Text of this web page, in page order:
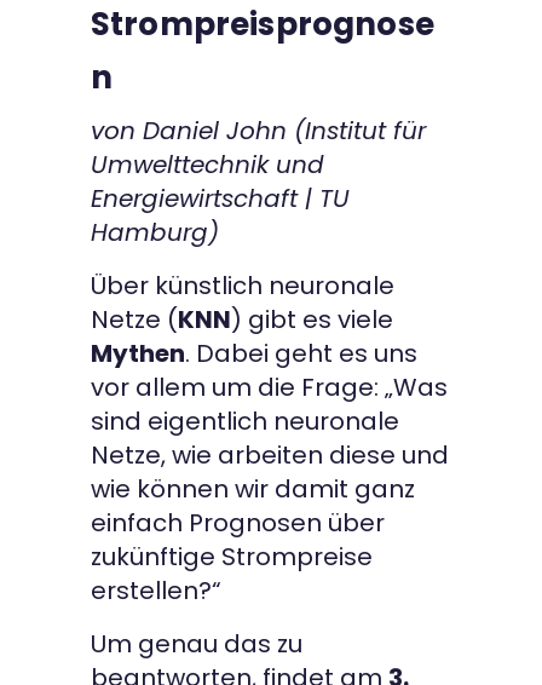
News
Über uns
Kontakt
Strompreisprognose
n
von Daniel John (Institut für
Umwelttechnik und
Energiewirtschaft | TU
Hamburg)
Über künstlich neuronale
Netze (KNN) gibt es viele
Mythen. Dabei geht es uns
vor allem um die Frage: „Was
sind eigentlich neuronale
Netze, wie arbeiten diese und
wie können wir damit ganz
einfach Prognosen über
zukünftige Strompreise
erstellen?“
Um genau das zu
beantworten, findet am 3.